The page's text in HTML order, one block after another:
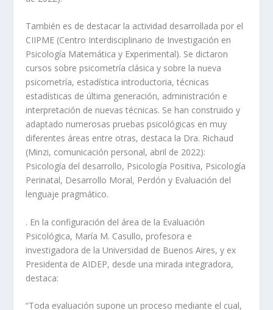
También es de destacar la actividad desarrollada por el
CIIPME (Centro Interdisciplinario de Investigación en
Psicología Matemática y Experimental). Se dictaron
cursos sobre psicometría clásica y sobre la nueva
psicometría, estadística introductoria, técnicas
estadísticas de última generación, administración e
interpretación de nuevas técnicas. Se han construido y
adaptado numerosas pruebas psicológicas en muy
diferentes áreas entre otras, destaca la Dra. Richaud
(Minzi, comunicación personal, abril de 2022):
Psicología del desarrollo, Psicología Positiva, Psicología
Perinatal, Desarrollo Moral, Perdón y Evaluación del
lenguaje pragmático.
. En la configuración del área de la Evaluación
Psicológica, María M. Casullo, profesora e
investigadora de la Universidad de Buenos Aires, y ex
Presidenta de AIDEP, desde una mirada integradora,
destaca:
“Toda evaluación supone un proceso mediante el cual,